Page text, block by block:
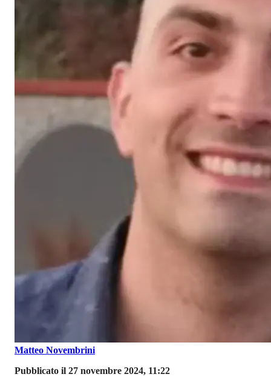
Matteo Novembrini
Pubblicato il 27 novembre 2024, 11:22